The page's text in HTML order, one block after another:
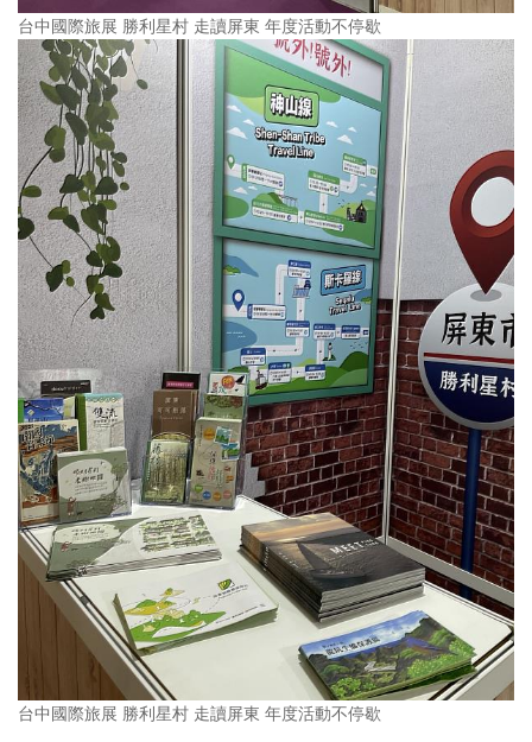
台中國際旅展 勝利星村 走讀屏東 年度活動不停歇
台中國際旅展 勝利星村 走讀屏東 年度活動不停歇